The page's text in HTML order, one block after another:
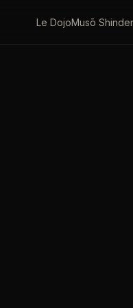
Le DojoMusō